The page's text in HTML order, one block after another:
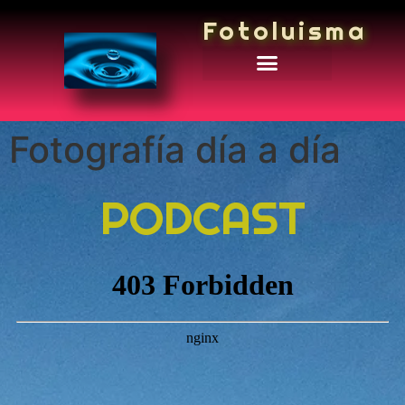
Fotoluisma
Fotografía día a día
PODCAST